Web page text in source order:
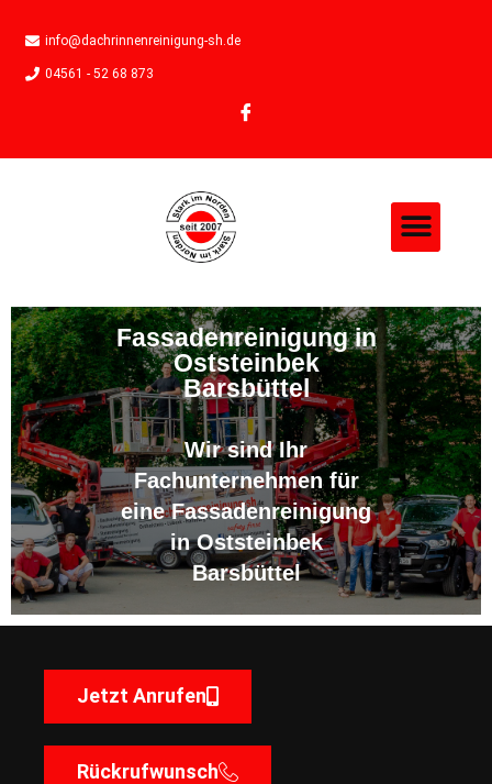
info@dachrinnenreinigung-sh.de
04561 - 52 68 873
Fassadenreinigung in
Oststeinbek
Barsbüttel
Wir sind Ihr
Fachunternehmen für
eine Fassadenreinigung
in Oststeinbek
Barsbüttel
Jetzt Anrufen
Rückrufwunsch